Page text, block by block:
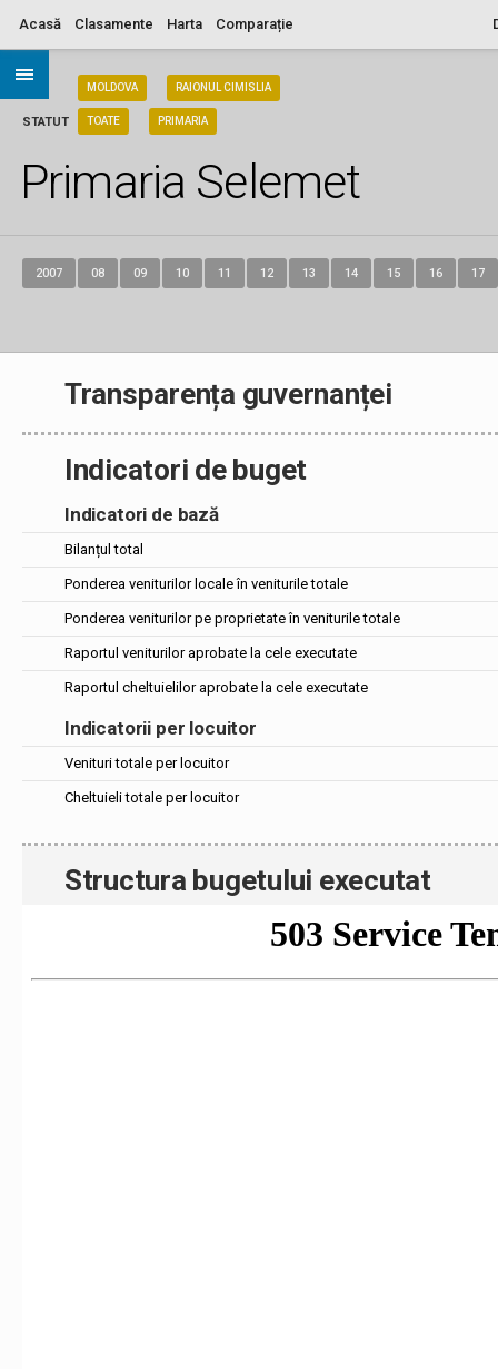
Acasă Clasamente Harta Comparație
STATUT
MOLDOVA RAIONUL CIMISLIA
TOATE PRIMARIA
Primaria Selemet
2007 08 09 10 11 12 13 14 15 16 17
Transparența guvernanței
Indicatori de buget
Indicatori de bază
Bilanțul total
Ponderea veniturilor locale în veniturile totale
Ponderea veniturilor pe proprietate în veniturile totale
Raportul veniturilor aprobate la cele executate
Raportul cheltuielilor aprobate la cele executate
Indicatorii per locuitor
Venituri totale per locuitor
Cheltuieli totale per locuitor
Structura bugetului executat